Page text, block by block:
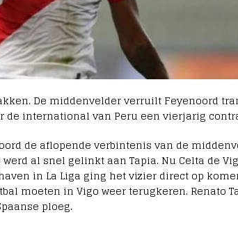
De middenvelder verruilt Feyenoord
de international van Peru een vierjarig
de aflopende verbintenis van de
al snel gelinkt aan Tapia. Nu Celta de
in La Liga ging het vizier direct op
moeten in Vigo weer terugkeren. Renato
ploeg.